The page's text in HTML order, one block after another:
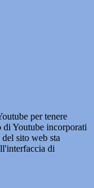
per tenere
di Youtube incorporati
sito web sta
di